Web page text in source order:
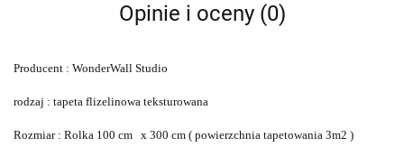
Opinie i oceny (0)
Producent : WonderWall Studio
rodzaj : tapeta flizelinowa teksturowana
Rozmiar : Rolka 100 cm x 300 cm ( powierzchnia tapetowania 3m2 )